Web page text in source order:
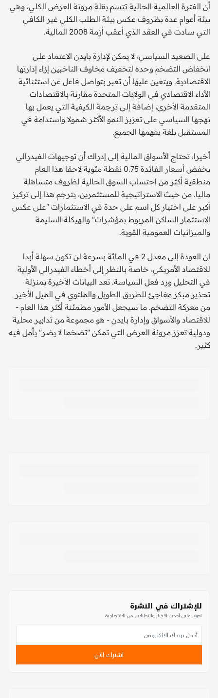
أن الفترة العالمية الحالية تتسم بقلة مرونة العرض الكلي، وهي
بيئة أعوام عدة بظروف عكس بيئة الطلب الكلي غير الكافي
التي سادت في العقد الذي أعقب أزمة 2008 المالية.
على الصعيد السياسي، لا يمكن لإدارة بايدن الاعتماد على
انخفاض التضخم وحده لتخفيف مخاوف الناخبين إزاء إدارتها
الاقتصادية. ويتعين عليها أن تعبر بتواصل فاعل عن استثنائية
الأداء الاقتصادي في الولايات المتحدة مقارنة بالاقتصادات
المتقدمة الأخرى، إضافة إلى ترجمة الكيفية التي يعمل بها
نهجها السياسي على تعزيز النمو الأكثر شمولا واستدامة في
المستقبل بلغة يفهمها الجميع.
أخيرا، تحتاج الأسواق المالية إلى إدراك أن توجيهات الفيدرالي
بخفض أسعار الفائدة 0.75 نقطة مئوية لاحقا هذا العام
منطقية أكثر من احتساب السوق الحالية لظروف متساهلة
ماليا. من حيث الاستراتيجية للمستثمرين، يترجم هذا إلى تركيز
أكبر على اختيار كل اسم على حدة في الاستثمارات "على عكس
الاستثمار الساكن المربوط بمؤشرات" والهيكلة السليمة
والميزانيات العمومية القوية.
إن العودة إلى معدل 2 في المائة بسرعة لن تكون سهلة أبدا
للاقتصاد الأمريكي، خاصة بالنظر إلى أخطاء الفيدرالي الأولية
في التحليل ورد فعل السياسة. تعد البيانات الأخيرة بمنزلة
تحذير مبكر مفاجئ للطريق الطويل والملتوي في الميل الأخير
من معركة التضخم. ما سيجعل الأمور مطمئنة أكثر هذا العام -
للاقتصاد والأسواق وإدارة بايدن - هو مجموعة من تدابير محلية
ودولية تعزز مرونة العرض التي تمكن "تضخما لا يضر" يأمل فيه
كثير.
للإشتراك في النشرة
تعرف على أحدث الأخبار والتحليلات من الاقتصادية
اشترك الآن